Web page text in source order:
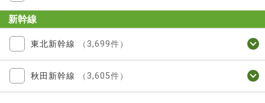
新幹線
東北新幹線 （3,699件）
秋田新幹線 （3,605件）